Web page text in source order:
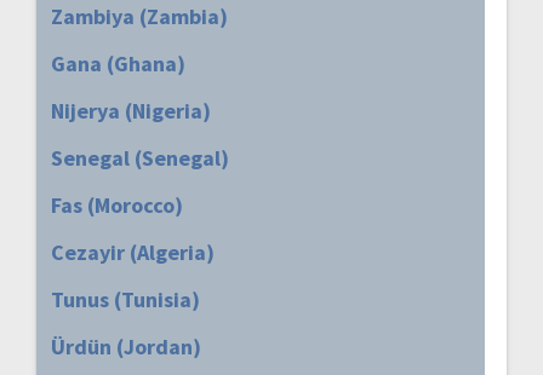
Zambiya (Zambia)
Gana (Ghana)
Nijerya (Nigeria)
Senegal (Senegal)
Fas (Morocco)
Cezayir (Algeria)
Tunus (Tunisia)
Ürdün (Jordan)